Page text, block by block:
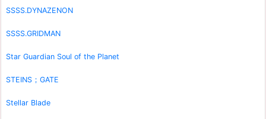
SSSS.DYNAZENON
SSSS.GRIDMAN
Star Guardian Soul of the Planet
STEINS；GATE
Stellar Blade